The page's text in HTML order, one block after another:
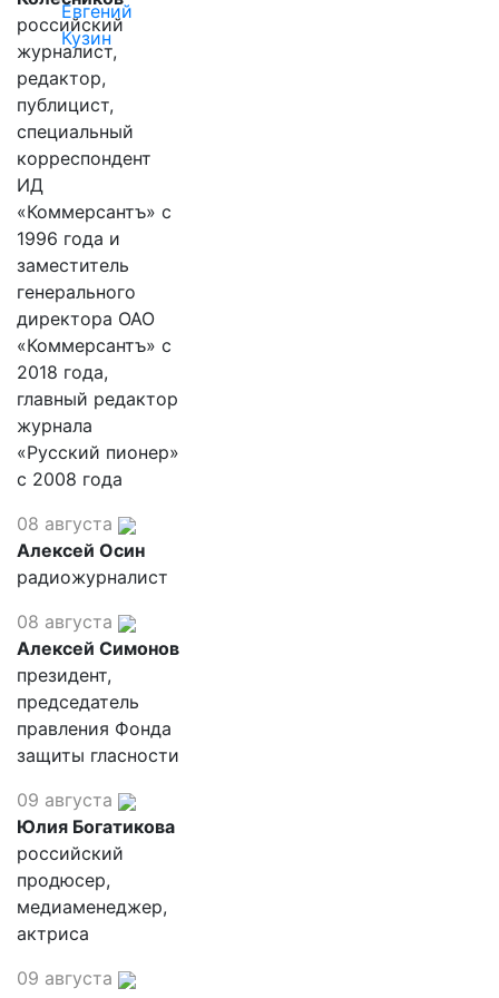
Евгений
Кузин
российский
журналист,
редактор,
публицист,
специальный
корреспондент
ИД
«Коммерсантъ» с
1996 года и
заместитель
генерального
директора ОАО
«Коммерсантъ» с
2018 года,
главный редактор
журнала
«Русский пионер»
с 2008 года
08 августа
Алексей Осин
радиожурналист
08 августа
Алексей Симонов
президент,
председатель
правления Фонда
защиты гласности
09 августа
Юлия Богатикова
российский
продюсер,
медиаменеджер,
актриса
09 августа